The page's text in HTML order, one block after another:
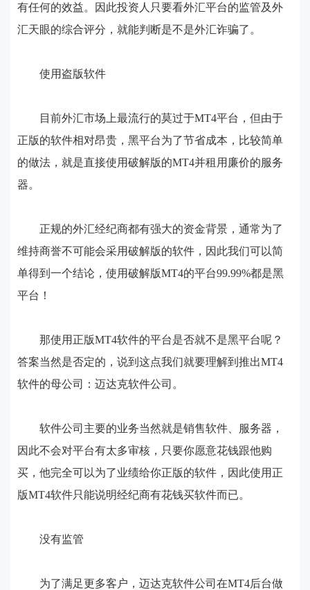
有任何的效益。因此投资人只要看外汇平台的监管及外
汇天眼的综合评分，就能判断是不是外汇诈骗了。
使用盗版软件
目前外汇市场上最流行的莫过于MT4平台，但由于
正版的软件相对昂贵，黑平台为了节省成本，比较简单
的做法，就是直接使用破解版的MT4并租用廉价的服务
器。
正规的外汇经纪商都有强大的资金背景，通常为了
维持商誉不可能会采用破解版的软件，因此我们可以简
单得到一个结论，使用破解版MT4的平台99.99%都是黑
平台！
那使用正版MT4软件的平台是否就不是黑平台呢？
答案当然是否定的，说到这点我们就要理解到推出MT4
软件的母公司：迈达克软件公司。
软件公司主要的业务当然就是销售软件、服务器，
因此不会对平台有太多审核，只要你愿意花钱跟他购
买，他完全可以为了业绩给你正版的软件，因此使用正
版MT4软件只能说明经纪商有花钱买软件而已。
没有监管
为了满足更多客户，迈达克软件公司在MT4后台做